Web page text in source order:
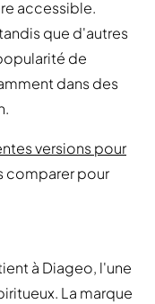
accessible.
que d'autres
de
dans des
versions pour
comparer pour
à Diageo, l'une
La marque